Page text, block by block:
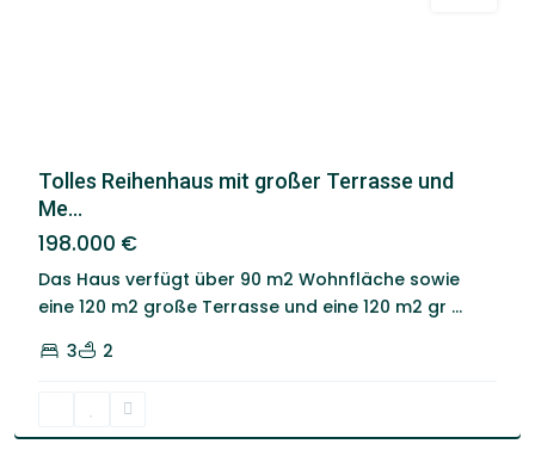
Tolles Reihenhaus mit großer Terrasse und
Me...
198.000 €
Das Haus verfügt über 90 m2 Wohnfläche sowie
eine 120 m2 große Terrasse und eine 120 m2 gr ...
3
2